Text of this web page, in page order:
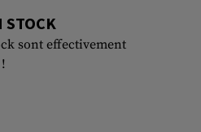
STOCK
sont effectivement